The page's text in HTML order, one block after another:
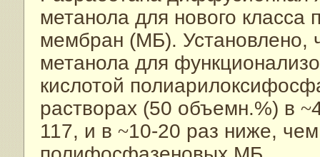
метанола для нового
мембран (МБ).
метанола для
кислотой
растворах (50 объемн.%) в ~
117, и в ~10-20 раз ниже,